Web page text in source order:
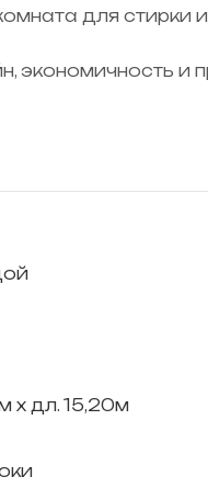
для стирки
экономичность и
x дл. 15,20м